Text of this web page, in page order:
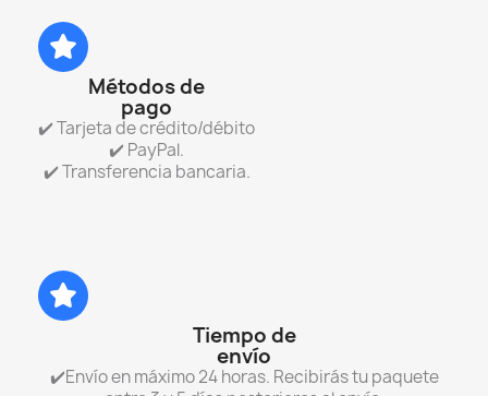
Métodos de
pago
✔️ Tarjeta de crédito/débito
✔️ PayPal.
✔️ Transferencia bancaria.
Tiempo de
envío
✔️Envío en máximo 24 horas. Recibirás tu paquete